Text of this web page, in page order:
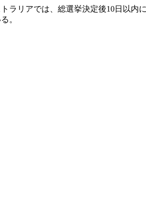
ラリアでは、総選挙決定後10日以内
。